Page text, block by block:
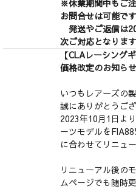
※休業期間中もご
お問合せは可能です
発送やご返信は
次ご対応となります
【CLAレーシン
価格改定のお知らせ
いつもレアーズの
誠にありがとうござ
2023年10月1日よ
ーツモデルを
に合わせてリニュ
リニューアル後の
ムページでも随時